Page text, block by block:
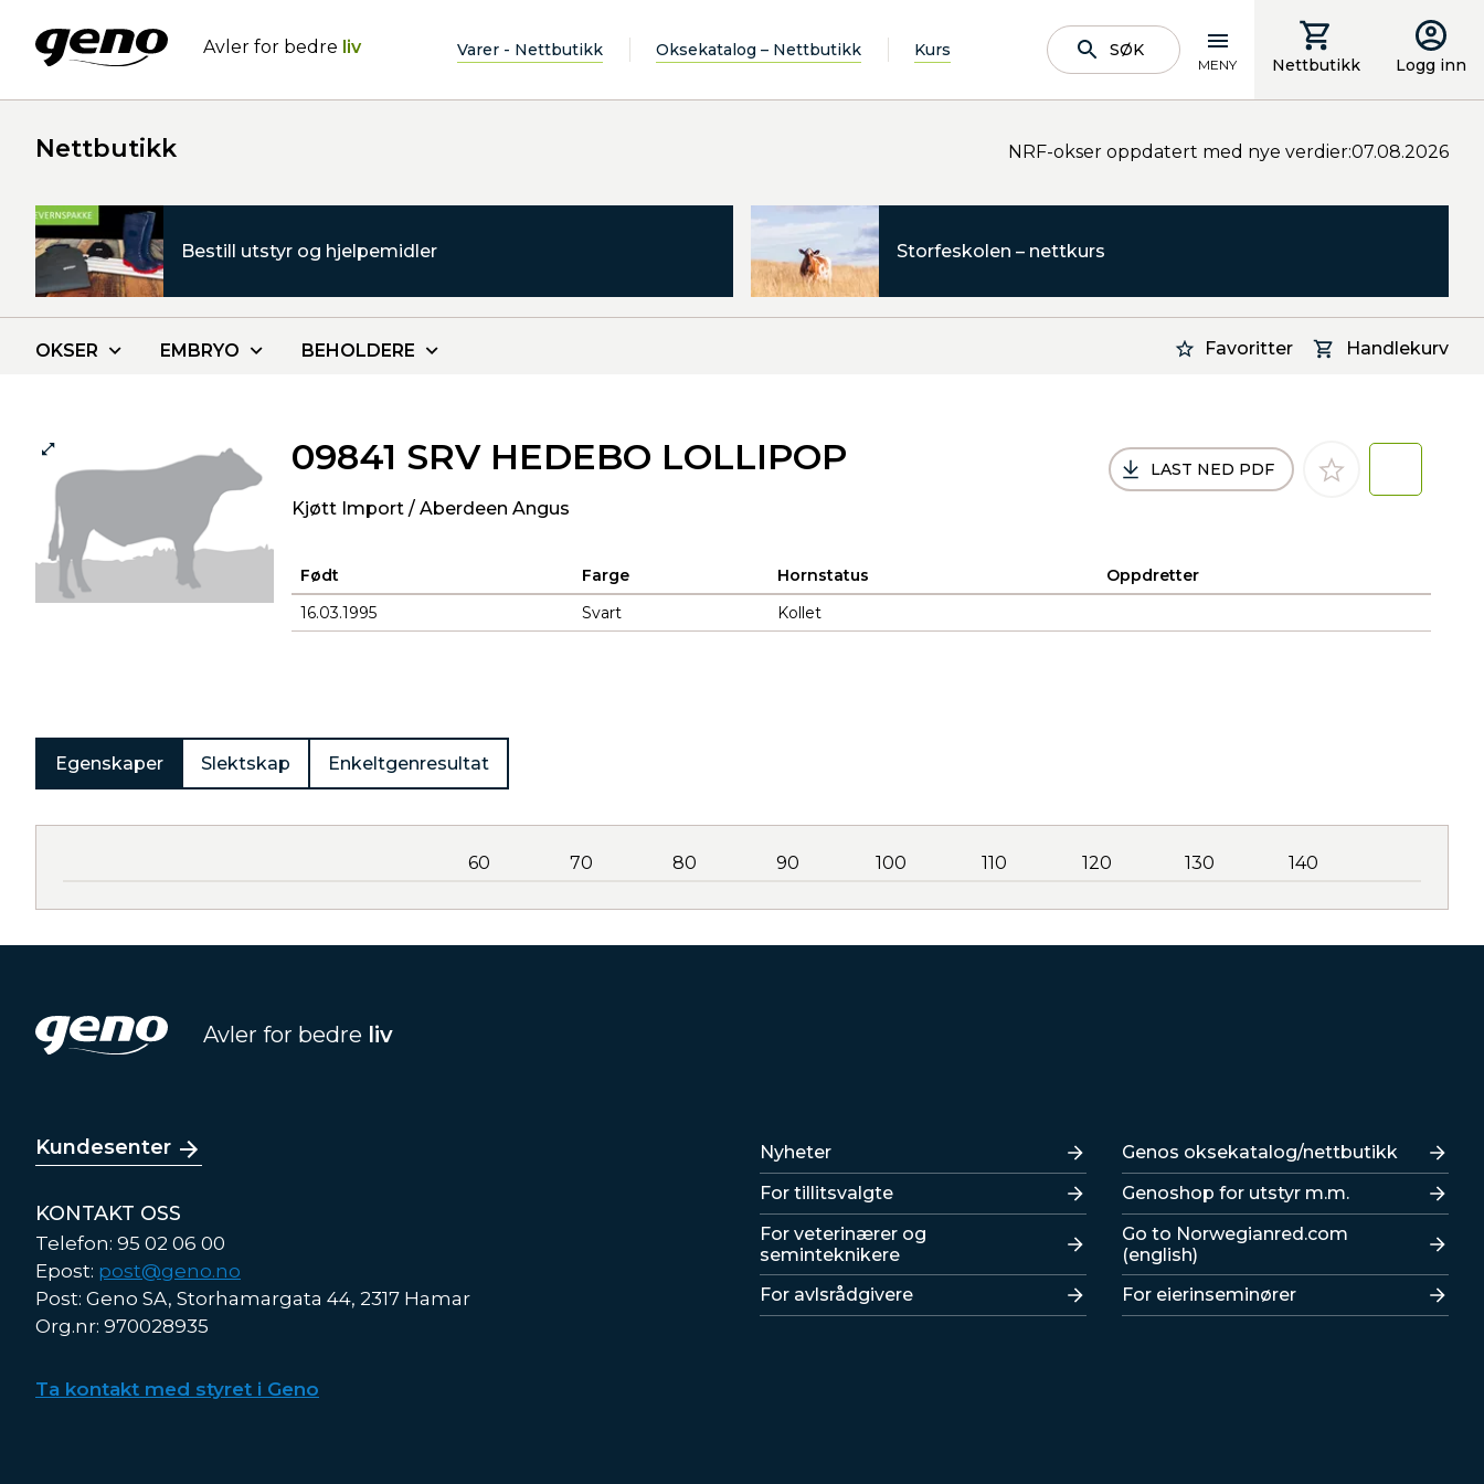
Avler for bedre liv Varer - Nettbutikk Oksekatalog – Nettbutikk Kurs SØK
MENY Nettbutikk Logg inn
Nettbutikk NRF-okser oppdatert med nye verdier:07.08.2026
Bestill utstyr og hjelpemidler Storfeskolen – nettkurs
Favoritter Handlekurv
OKSER EMBRYO BEHOLDERE
09841 SRV HEDEBO LOLLIPOP
Kjøtt Import / Aberdeen Angus
LAST NED PDF
Født Farge Hornstatus
Oppdretter
16.03.1995
Svart Kollet
Egenskaper Slektskap Enkeltgenresultat
60 70 80 90 100 110 120 130 140
Avler for bedre liv
Kundesenter
KONTAKT OSS
Telefon: 95 02 06 00
Epost: post@geno.no
Post: Geno SA, Storhamargata 44, 2317 Hamar
Org.nr: 970028935
Ta kontakt med styret i Geno
Lenker
Nyheter
For tillitsvalgte
For veterinærer og
seminteknikere
For avlsrådgivere
Lenker
Genos oksekatalog/nettbutikk
Genoshop for utstyr m.m.
Go to Norwegianred.com
(english)
For eierinseminører